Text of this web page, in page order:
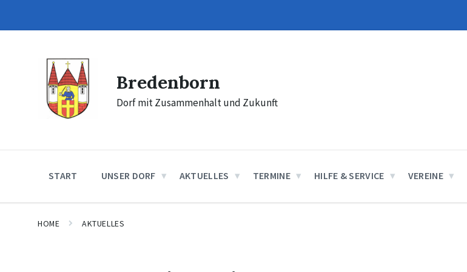
content
main
footer
Bredenborn
Dorf mit Zusammenhalt und Zukunft
START UNSER DORF AKTUELLES TERMINE HILFE & SERVICE VEREINE
HOME AKTUELLES